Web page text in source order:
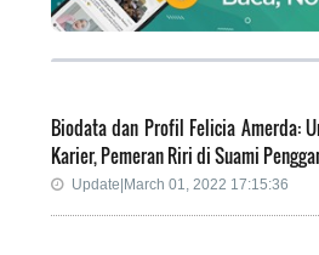
Biodata dan Profil Felicia Amerda:
Karier, Pemeran Riri di Suami
Update|March 01, 2022 17:15:36